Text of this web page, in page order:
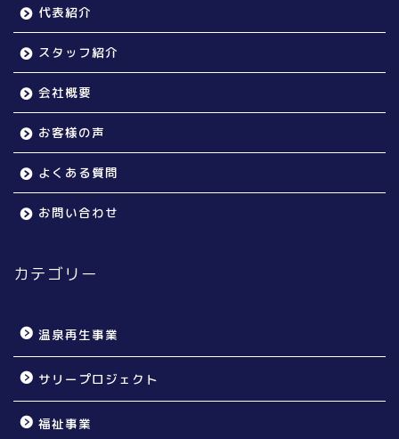
代表紹介
スタッフ紹介
会社概要
お客様の声
よくある質問
お問い合わせ
カテゴリー
温泉再生事業
サリープロジェクト
福祉事業